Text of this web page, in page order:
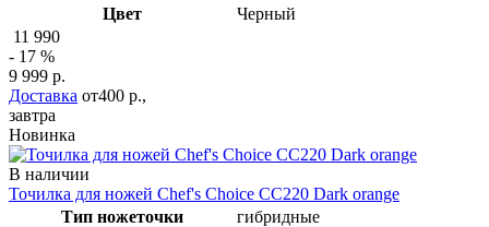
Цвет
Черный
11 990
- 17 %
9 999 р.
Доставка от400 р.,
завтра
Новинка
В наличии
Точилка для ножей Chef's Choice CC220 Dark orange
Тип ножеточки
гибридные